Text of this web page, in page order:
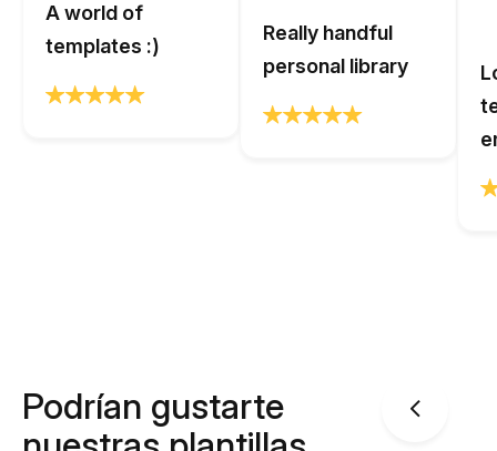
A world of
templates :)
Really handful
personal library
Podrían gustarte